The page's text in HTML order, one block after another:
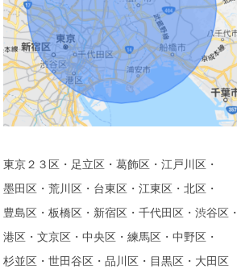
東京２３区・足立区・葛飾区・江戸川区・
墨田区・荒川区・台東区・江東区・北区・
豊島区・板橋区・新宿区・千代田区・渋谷区・
港区・文京区・中央区・練馬区・中野区・
杉並区・世田谷区・品川区・目黒区・大田区